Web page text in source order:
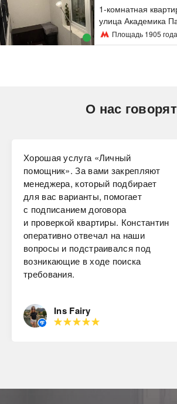
1-комнатная
улица Академика
Площадь 1905 года
О нас говорят
Хорошая услуга «Личный
помощник». За вами закрепляют
менеджера, который подбирает
для вас варианты, помогает
с подписанием договора
и проверкой квартиры. Константин
оперативно отвечал на наши
вопросы и подстраивался под
возникающие в ходе поиска
требования.
Ins Fairy